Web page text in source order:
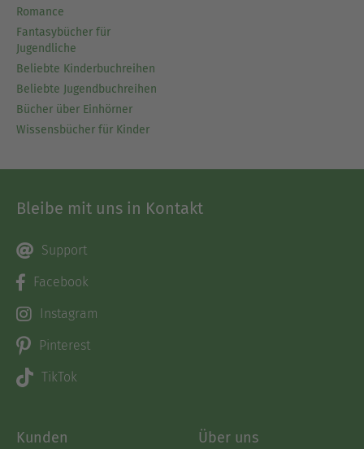
Romance
Fantasybücher für
Jugendliche
Beliebte Kinderbuchreihen
Beliebte Jugendbuchreihen
Bücher über Einhörner
Wissensbücher für Kinder
Bleibe mit uns in Kontakt
Support
Facebook
Instagram
Pinterest
TikTok
Kunden Über uns